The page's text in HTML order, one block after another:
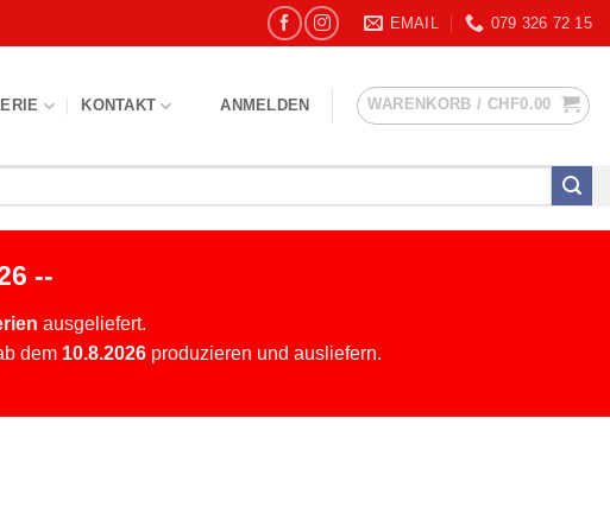
EMAIL 079 326 72 15
KONTAKT ANMELDEN WARENKORB / CHF0.00
--
ausgeliefert.
dem 10.8.2026 produzieren und ausliefern.